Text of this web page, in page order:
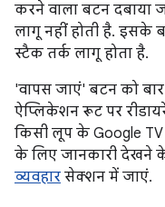
करने वाला बटन दबाया
लागू नहीं होती है. इसके
स्टैक तर्क लागू होता है.
'वापस जाएं' बटन को
ऐप्लिकेशन रूट पर
किसी लूप के Google TV
के लिए जानकारी देखने
व्यवहार सेक्शन में जाएं.